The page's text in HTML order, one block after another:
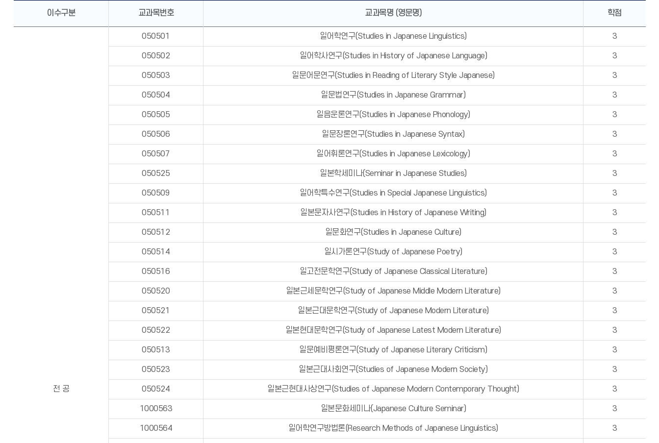
이수구분 교과목번호 교과목명 (영문명) 학점
전 공
050501 일어학연구(Studies in Japanese Linguistics) 3
050502 일어학사연구(Studies in History of Japanese Language) 3
050503 일문어문연구(Studies in Reading of Literary Style Japanese) 3
050504 일문법연구(Studies in Japanese Grammar) 3
050505 일음운론연구(Studies in Japanese Phonology) 3
050506 일문장론연구(Studies in Japanese Syntax) 3
050507 일어휘론연구(Studies in Japanese Lexicology) 3
050525 일본학세미나(Seminar in Japanese Studies) 3
050509 일어학특수연구(Studies in Special Japanese Linguistics) 3
050511 일본문자사연구(Studies in History of Japanese Writing) 3
050512 일문화연구(Studies in Japanese Culture) 3
050514 일시가론연구(Study of Japanese Poetry) 3
050516 일고전문학연구(Study of Japanese Classical Literature) 3
050520 일본근세문학연구(Study of Japanese Middle Modern Literature) 3
050521 일본근대문학연구(Study of Japanese Modern Literature) 3
050522 일본현대문학연구(Study of Japanese Latest Modern Literature) 3
050513 일문예비평론연구(Study of Japanese Literary Criticism) 3
050523 일본근대사회연구(Studies of Japanese Modern Society) 3
050524 일본근현대사상연구(Studies of Japanese Modern Contemporary Thought) 3
1000563 일본문화세미나(Japanese Culture Seminar) 3
1000564 일어학연구방법론(Research Methods of Japanese Linguistics) 3